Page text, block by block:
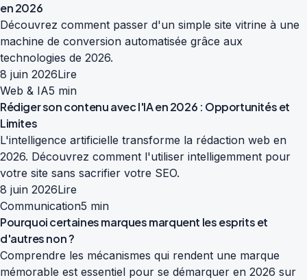
en 2026
Découvrez comment passer d'un simple site vitrine à une
machine de conversion automatisée grâce aux
technologies de 2026.
8 juin 2026Lire
Web & IA5 min
Rédiger son contenu avec l'IA en 2026 : Opportunités et
Limites
L'intelligence artificielle transforme la rédaction web en
2026. Découvrez comment l'utiliser intelligemment pour
votre site sans sacrifier votre SEO.
8 juin 2026Lire
Communication5 min
Pourquoi certaines marques marquent les esprits et
d'autres non ?
Comprendre les mécanismes qui rendent une marque
mémorable est essentiel pour se démarquer en 2026 sur